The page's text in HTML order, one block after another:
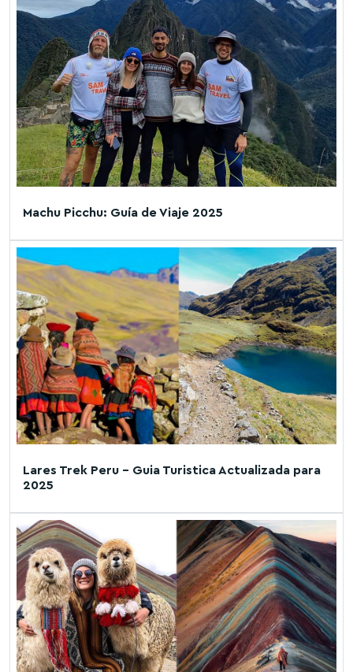
Machu Picchu: Guía de Viaje 2025
Lares Trek Peru – Guia Turistica Actualizada para
2025